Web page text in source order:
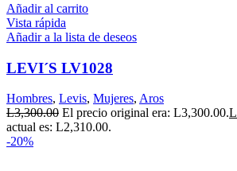
Añadir al carrito
Vista rápida
Añadir a la lista de deseos
LEVI´S LV1028
Hombres, Levis, Mujeres, Aros
L3,300.00 El precio original era: L3,300.00.L
actual es: L2,310.00.
-20%